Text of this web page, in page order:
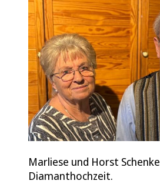
Marliese und Horst
Diamanthochzeit.